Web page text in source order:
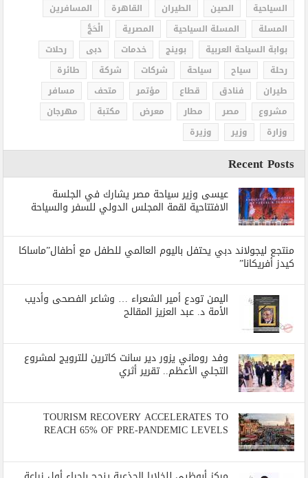
السياحية
الصين الطيران القاهرة
المسافرين
المسلة
المسلة السياحية المصرية
الْحَجُّ
بوابة السياحة العربية
بوينج خدمات دبى
رحلات
رحلة
سياح سياحة شركات شركة
طائرة
طيران
فنادق قطاع مؤتمر متحف
مسافر
مشروع
مصر مطار معرض مكتبة
مهرجان
وزارة
وزير وزيرة
Recent Posts
عيسى وزير سياحة مصر يشارك في الجلسة
الافتتاحية لقمة المجلس الدولي للسفر والسياحة
منتجع ليجولاند دبي يحتفل باليوم العالمي للطفل مع أطفال”ماساكا
كيدز أفريكانا”
اليمن تودع أمير الشعراء … وشاعر الفصحى وأديب
الأمة د. عبد العزيز المقالح
وفد روماني يزور دير سانت كاترين للترويج لمشروع
التجلي الأعظم.. تقرير أثري
TOURISM RECOVERY ACCELERATES TO
REACH 65% OF PRE-PANDEMIC LEVELS